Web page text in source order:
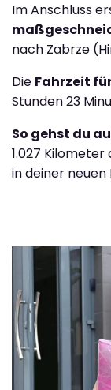
Im Anschluss
nach Zabrze
Die Fahrzeit
Stunden 23
So gehst du
1.027
in deiner neuen